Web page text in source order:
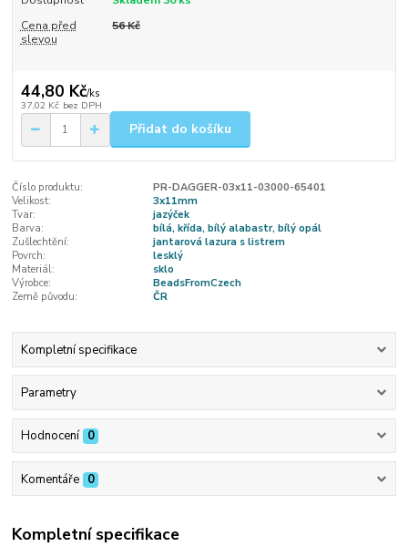
Cena před
slevou
56 Kč
44,80 Kč/ks
37,02 Kč bez DPH
Přidat do košíku
Číslo produktu:
PR-DAGGER-03x11-03000-65401
Velikost:
3x11mm
Tvar:
jazýček
Barva:
bílá, křída, bílý alabastr, bílý opál
Zušlechtění:
jantarová lazura s listrem
Povrch:
lesklý
Materiál:
sklo
Výrobce:
BeadsFromCzech
Země původu:
ČR
Kompletní specifikace
Parametry
Hodnocení 0
Komentáře 0
Kompletní specifikace